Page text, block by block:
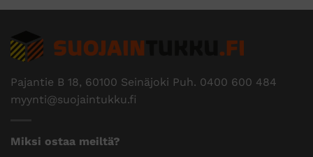
Pajantie B 18, 60100 Seinäjoki Puh. 0400 600 484
myynti@suojaintukku.fi
Miksi ostaa meiltä?